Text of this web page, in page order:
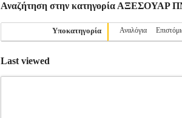
Αναζήτηση στην κατηγορία
Υποκατηγορία Αναλόγια
Last viewed